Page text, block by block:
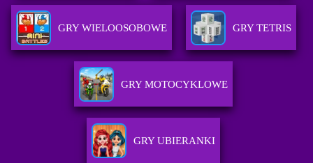
GRY WIELOOSOBOWE GRY TETRIS
GRY MOTOCYKLOWE
GRY UBIERANKI